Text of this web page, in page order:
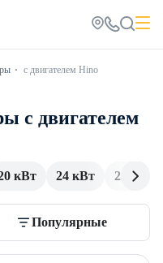
с двигателем Hino
с двигателем
кВт 24 кВт 25 кВт
Популярные